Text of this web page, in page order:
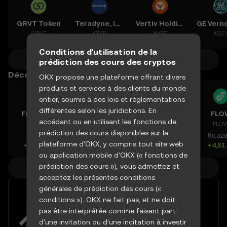
GRVT Token
GRVT
Teradyne, Inc.
XTER
Vertiv Holdings, LLC
XVRT
Plus de prédictions de crypto
Découvrez d'autres cours
Fusionist
ACE
$0,1392
+22,33 %
Acurast
ACU
$0,08326
+3,04 %
BIO
BIO
$0,02466
-2,51 %
Plus de cours de crypto
Tirer parti de la volatilité du
marché grâce à des outils de
trading avancés
Conditions d'utilisation de la
prédiction des cours des cryptos
OKX propose une plateforme offrant divers
produits et services à des clients du monde
entier, soumis à des lois et réglementations
différentes selon les juridictions. En
accédant ou en utilisant les fonctions de
prédiction des cours disponibles sur la
plateforme d'OKX, y compris tout site web
ou application mobile d'OKX (« fonctions de
prédiction des cours »), vous admettez et
acceptez les présentes conditions
générales de prédiction des cours («
conditions »). OKX ne fait pas, et ne doit
pas être interprétée comme faisant part
d'une invitation ou d'une incitation à investir